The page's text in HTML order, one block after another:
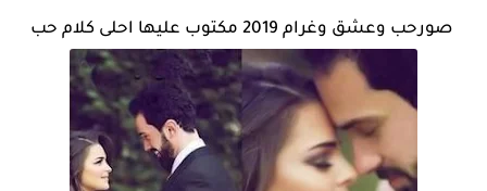
صورحب وعشق وغرام 2019 مكتوب عليها احلى كلام حب